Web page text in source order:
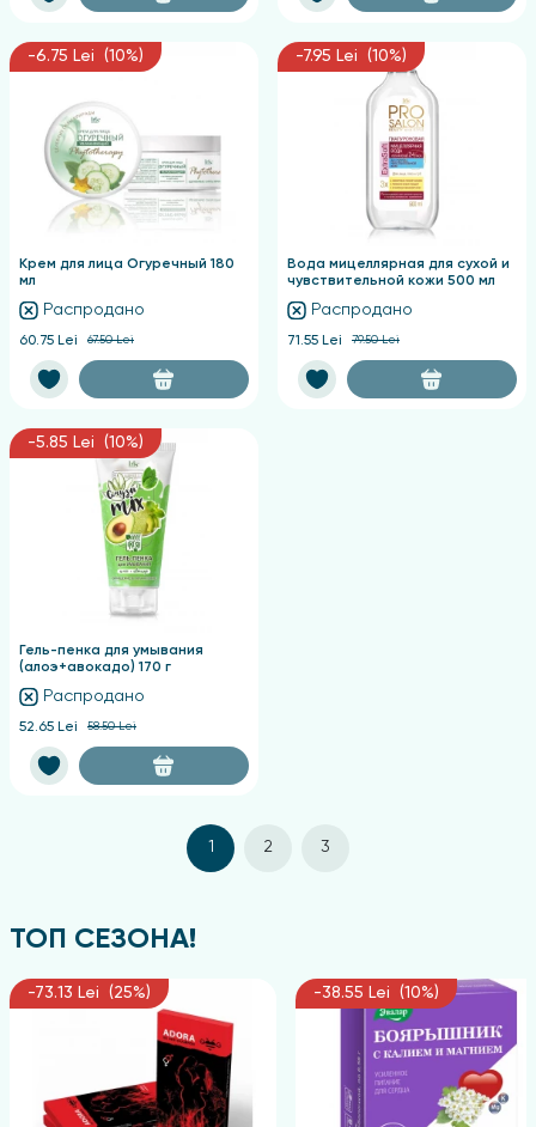
-6.75 Lei (10%)
Крем для лица Огуречный 180
мл
Распродано
60.75 Lei 67.50 Lei
-7.95 Lei (10%)
Вода мицеллярная для сухой и
чувствительной кожи 500 мл
Распродано
71.55 Lei 79.50 Lei
-5.85 Lei (10%)
Гель-пенка для умывания
(алоэ+авокадо) 170 г
Распродано
52.65 Lei 58.50 Lei
1 2 3
ТОП СЕЗОНА!
-73.13 Lei (25%) -38.55 Lei (10%)